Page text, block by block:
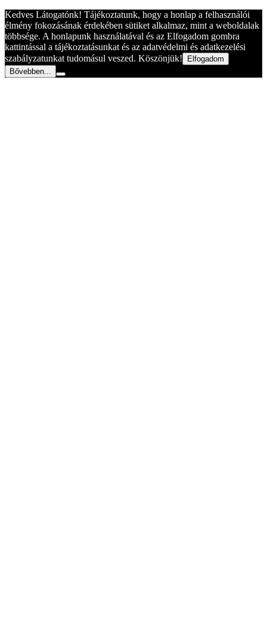
Kedves Látogatónk! Tájékoztatunk, hogy a honlap a felhasználói
élmény fokozásának érdekében sütiket alkalmaz, mint a weboldalak
többsége. A honlapunk használatával és az Elfogadom gombra
kattintással a tájékoztatásunkat és az adatvédelmi és adatkezelési
szabályzatunkat tudomásul veszed. Köszönjük!
Elfogadom
Bővebben...